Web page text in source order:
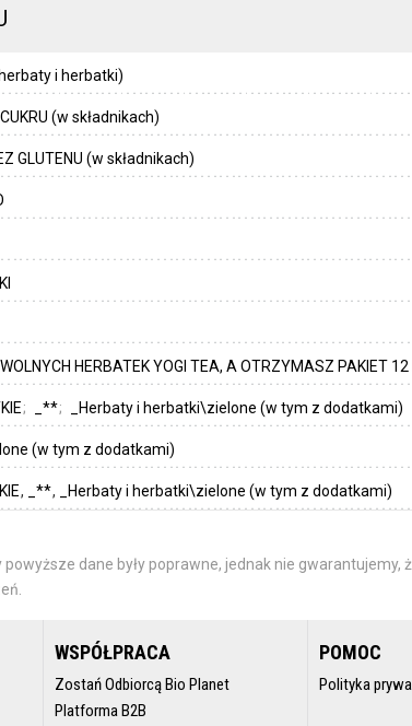
i herbatki)
(w składnikach)
GLUTENU (w składnikach)
HERBATEK YOGI TEA, A OTRZYMASZ PAKIET
_** _Herbaty i herbatki\zielone (w tym z dodatkami)
(w tym z dodatkami)
_** _Herbaty i herbatki\zielone (w tym z dodatkami)
powyższe dane były poprawne, jednak nie
WSPÓŁPRACA
Zostań Odbiorcą Bio Planet
Platforma B2B
POMOC
Polityka